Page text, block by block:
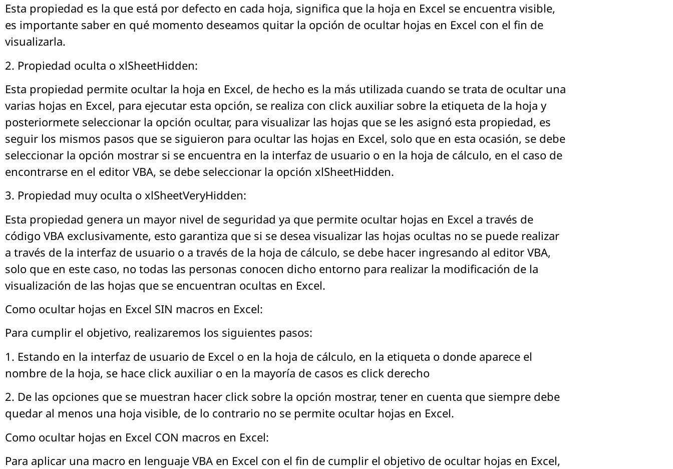
Esta propiedad es la que está por defecto en cada hoja, significa que la hoja en Excel se encuentra visible,
es importante saber en qué momento deseamos quitar la opción de ocultar hojas en Excel con el fin de
visualizarla.
2. Propiedad oculta o xlSheetHidden:
Esta propiedad permite ocultar la hoja en Excel, de hecho es la más utilizada cuando se trata de ocultar una
varias hojas en Excel, para ejecutar esta opción, se realiza con click auxiliar sobre la etiqueta de la hoja y
posteriormete seleccionar la opción ocultar, para visualizar las hojas que se les asignó esta propiedad, es
seguir los mismos pasos que se siguieron para ocultar las hojas en Excel, solo que en esta ocasión, se debe
seleccionar la opción mostrar si se encuentra en la interfaz de usuario o en la hoja de cálculo, en el caso de
encontrarse en el editor VBA, se debe seleccionar la opción xlSheetHidden.
3. Propiedad muy oculta o xlSheetVeryHidden:
Esta propiedad genera un mayor nivel de seguridad ya que permite ocultar hojas en Excel a través de
código VBA exclusivamente, esto garantiza que si se desea visualizar las hojas ocultas no se puede realizar
a través de la interfaz de usuario o a través de la hoja de cálculo, se debe hacer ingresando al editor VBA,
solo que en este caso, no todas las personas conocen dicho entorno para realizar la modificación de la
visualización de las hojas que se encuentran ocultas en Excel.
Como ocultar hojas en Excel SIN macros en Excel:
Para cumplir el objetivo, realizaremos los siguientes pasos:
1. Estando en la interfaz de usuario de Excel o en la hoja de cálculo, en la etiqueta o donde aparece el
nombre de la hoja, se hace click auxiliar o en la mayoría de casos es click derecho
2. De las opciones que se muestran hacer click sobre la opción mostrar, tener en cuenta que siempre debe
quedar al menos una hoja visible, de lo contrario no se permite ocultar hojas en Excel.
Como ocultar hojas en Excel CON macros en Excel:
Para aplicar una macro en lenguaje VBA en Excel con el fin de cumplir el objetivo de ocultar hojas en Excel,